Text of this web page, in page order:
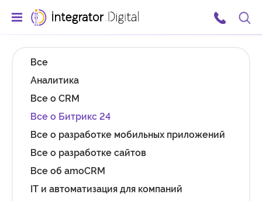
Ссылка на главную страницу
Все
Аналитика
Все о CRM
Все о Битрикс 24
Все о разработке мобильных приложений
Все о разработке сайтов
Все об amoCRM
IT и автоматизация для компаний